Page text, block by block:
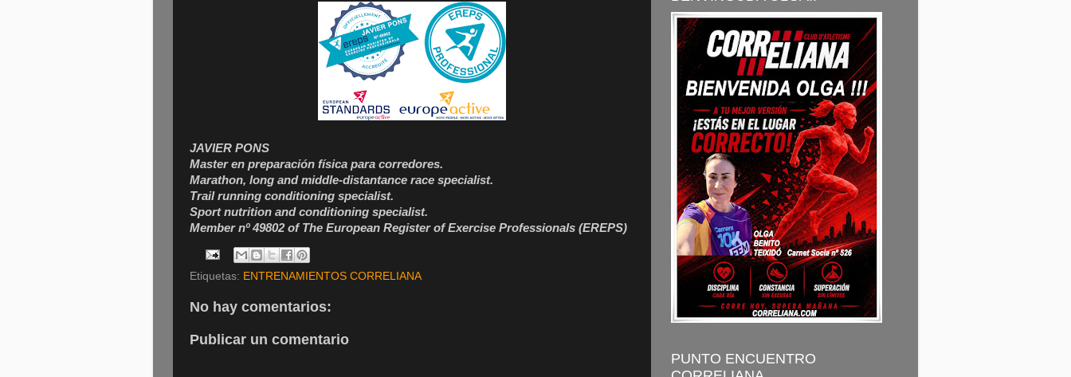
JAVIER PONS
Master en preparación física para corredores.
Marathon, long and middle-distantance race specialist.
Trail running conditioning specialist.
Sport nutrition and conditioning specialist.
Member nº 49802 of The European Register of Exercise Professionals (EREPS)
Etiquetas: ENTRENAMIENTOS CORRELIANA
No hay comentarios:
Publicar un comentario
PUNTO ENCUENTRO